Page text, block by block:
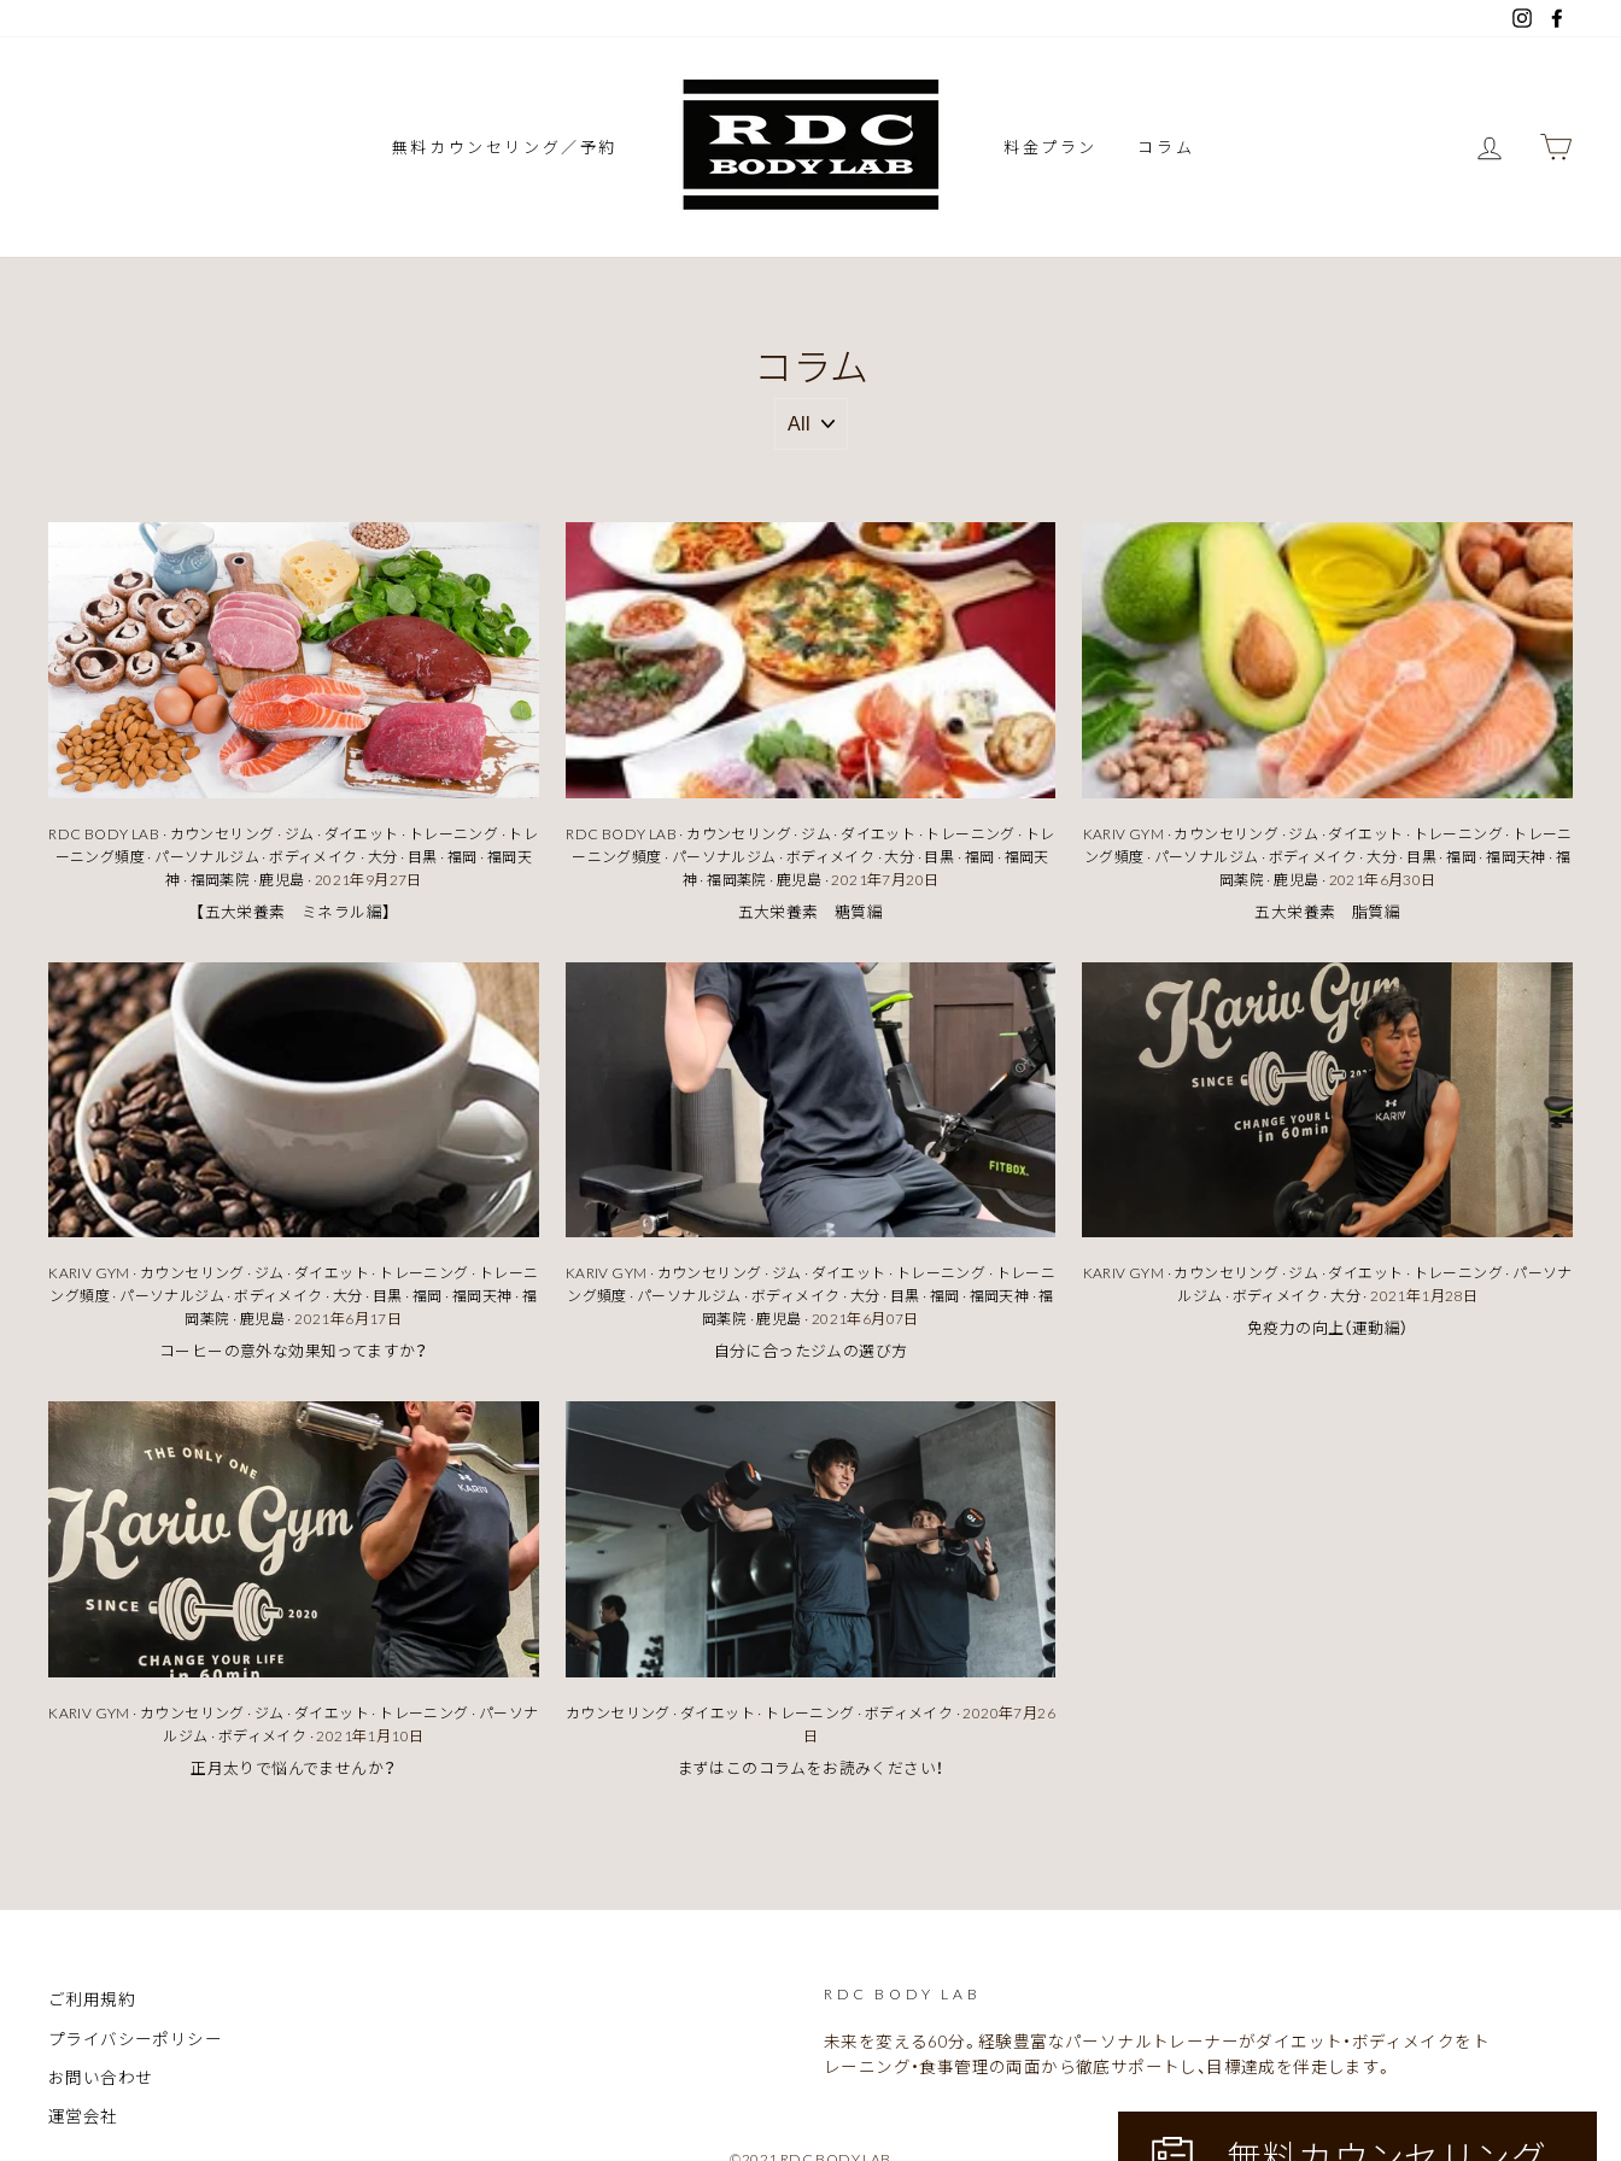
Instagram
無料カウンセリング／予約 料金プラン コラム ログイン
コラム
RDC BODY LAB · カウンセリング · ジム · ダイエット · トレーニング · トレ
ーニング頻度· パーソナルジム ·ボディメイク · 大分 · 目黒 · 福岡 · 福岡天
神 · 福岡薬院 ·鹿児島 · 2021年9月27日
【五大栄養素 ミネラル編】
RDC BODY LAB · カウンセリング· ジム · ダイエット · トレーニング · トレ
ーニング頻度 · パーソナルジム · ボディメイク ·大分 · 目黒 · 福岡 · 福岡天
神·福岡薬院 · 鹿児島 · 2021年7月20日
五大栄養素 糖質編
KARIV GYM · カウンセリング · ジム · ダイエット · トレーニング· トレーニ
ング頻度 · パーソナルジム · ボディメイク ·大分 · 目黒 ·福岡 ·福岡天神 ·福
岡薬院 ·鹿児島 · 2021年6月30日
五大栄養素 脂質編
KARIV GYM · カウンセリング · ジム · ダイエット · トレーニング · トレーニ
ング頻度 · パーソナルジム ·ボディメイク · 大分 · 目黒 · 福岡 · 福岡天神 · 福
岡薬院 · 鹿児島 ·2021年6月17日
コーヒーの意外な効果知ってますか？
KARIV GYM · カウンセリング · ジム · ダイエット · トレーニング · トレーニ
ング頻度 · パーソナルジム · ボディメイク · 大分 · 目黒 · 福岡 · 福岡天神 ·福
岡薬院 ·鹿児島 · 2021年6月07日
自分に合ったジムの選び方
KARIV GYM · カウンセリング · ジム · ダイエット · トレーニング· パーソナ
ルジム · ボディメイク ·大分·2021年1月28日
免疫力の向上（運動編）
KARIV GYM · カウンセリング · ジム · ダイエット · トレーニング · パーソナ
ルジム · ボディメイク ·2021年1月10日
正月太りで悩んでませんか？
カウンセリング · ダイエット · トレーニング · ボディメイク ·2020年7月26
日
まずはこのコラムをお読みください！
ご利用規約
プライバシーポリシー
お問い合わせ
運営会社
RDC BODY LAB
未来を変える60分。経験豊富なパーソナルトレーナーがダイエット・ボディメイクをト
レーニング・食事管理の両面から徹底サポートし、目標達成を伴走します。